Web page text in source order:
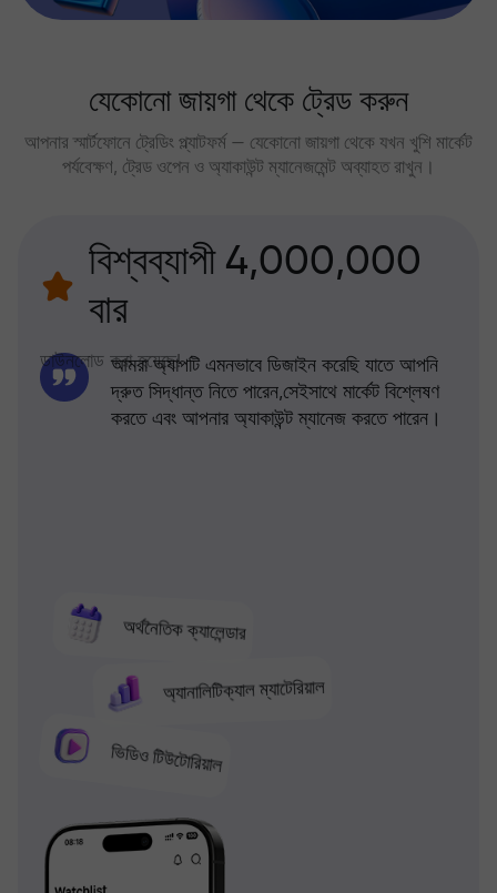
যেকোনো জায়গা থেকে ট্রেড করুন
আপনার স্মার্টফোনে ট্রেডিং প্ল্যাটফর্ম — যেকোনো জায়গা থেকে যখন খুশি মার্কেট
পর্যবেক্ষণ, ট্রেড ওপেন ও অ্যাকাউন্ট ম্যানেজমেন্ট অব্যাহত রাখুন।
বিশ্বব্যাপী 4,000,000
বার
ডাউনলোড করা হয়েছে!
অর্থনৈতিক ক্যালেন্ডার
অ্যানালিটিক্যাল ম্যাটেরিয়াল
ভিডিও টিউটোরিয়াল
আমরা অ্যাপটি এমনভাবে ডিজাইন করেছি যাতে আপনি
দ্রুত সিদ্ধান্ত নিতে পারেন,সেইসাথে মার্কেট বিশ্লেষণ
করতে এবং আপনার অ্যাকাউন্ট ম্যানেজ করতে পারেন।